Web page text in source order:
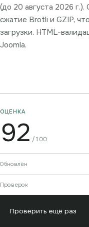
(до 20 августа 2026
сжатие Brotli и GZIP,
загрузки. HTML-
Joomla.
ОЦЕНКА
92 /100
Обновлён
Проверок
Проверить ещё раз